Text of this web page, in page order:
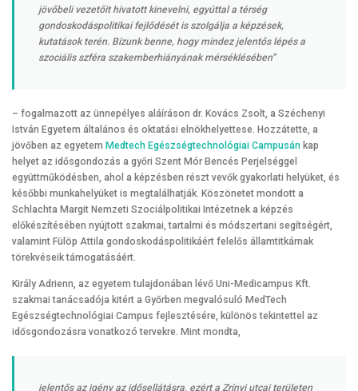
jövőbeli vezetőit hivatott kinevelni, egyúttal a térség
gondoskodáspolitikai fejlődését is szolgálja a képzések,
kutatások terén. Bízunk benne, hogy mindez jelentős lépés a
szociális szféra szakemberhiányának mérséklésében”
– fogalmazott az ünnepélyes aláíráson dr. Kovács Zsolt, a Széchenyi
István Egyetem általános és oktatási elnökhelyettese. Hozzátette, a
jövőben az egyetem Medtech Egészségtechnológiai Campusán kap
helyet az idősgondozás a győri Szent Mór Bencés Perjelséggel
együttműködésben, ahol a képzésben részt vevők gyakorlati helyüket, és
későbbi munkahelyüket is megtalálhatják. Köszönetet mondott a
Schlachta Margit Nemzeti Szociálpolitikai Intézetnek a képzés
előkészítésében nyújtott szakmai, tartalmi és módszertani segítségért,
valamint Fülöp Attila gondoskodáspolitikáért felelős államtitkárnak
törekvéseik támogatásáért.
Király Adrienn, az egyetem tulajdonában lévő Uni-Medicampus Kft.
szakmai tanácsadója kitért a Győrben megvalósuló MedTech
Egészségtechnológiai Campus fejlesztésére, különös tekintettel az
idősgondozásra vonatkozó tervekre. Mint mondta,
jelentős az igény az idősellátásra, ezért a Zrínyi utcai területen